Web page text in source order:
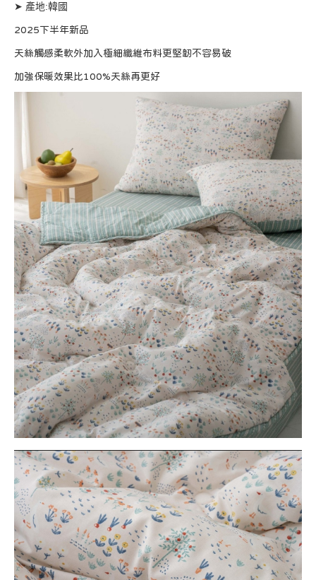
➤ 產地:韓國
2025下半年新品
天絲觸感柔軟外加入極細纖維布料更堅韌不容易破
加強保暖效果比100%天絲再更好